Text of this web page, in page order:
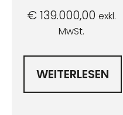
€139.000,00 exkl.
MwSt.
WEITERLESEN